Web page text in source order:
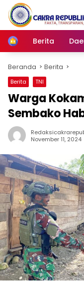
Langsung
konten
Home
Berita
Beranda Berita
Berita TNI
Warga
Sembako
November 11, 2024